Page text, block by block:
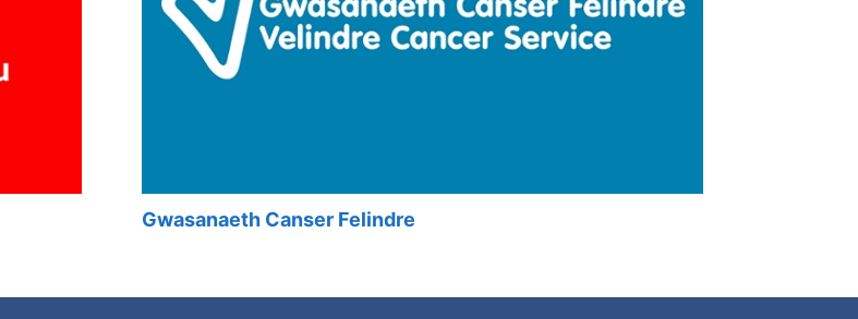
Gwasanaeth Canser Felindre